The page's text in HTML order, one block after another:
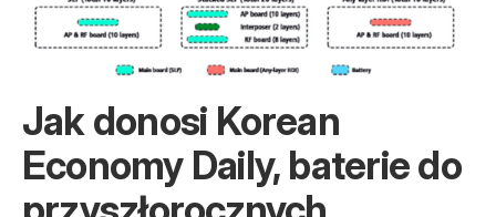
Jak donosi Korean
Economy Daily, baterie do